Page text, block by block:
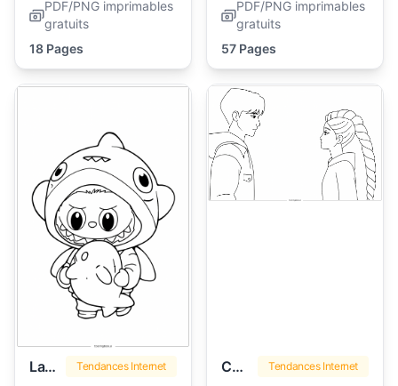
PDF/PNG imprimables
gratuits
18 Pages
PDF/PNG imprimables
gratuits
57 Pages
Labubu Tendances Internet Chasseurs de Démons Kpop Tendances Internet